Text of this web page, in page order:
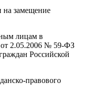
на замещение
лицам в
от 2.05.2006 № 59-ФЗ
Российской
правового